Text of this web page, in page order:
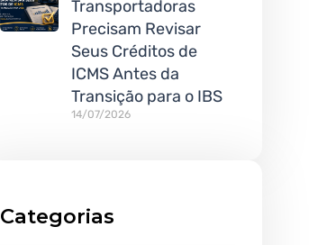
Transportadoras
Precisam Revisar
Seus Créditos de
ICMS Antes da
Transição para o IBS
14/07/2026
Categorias